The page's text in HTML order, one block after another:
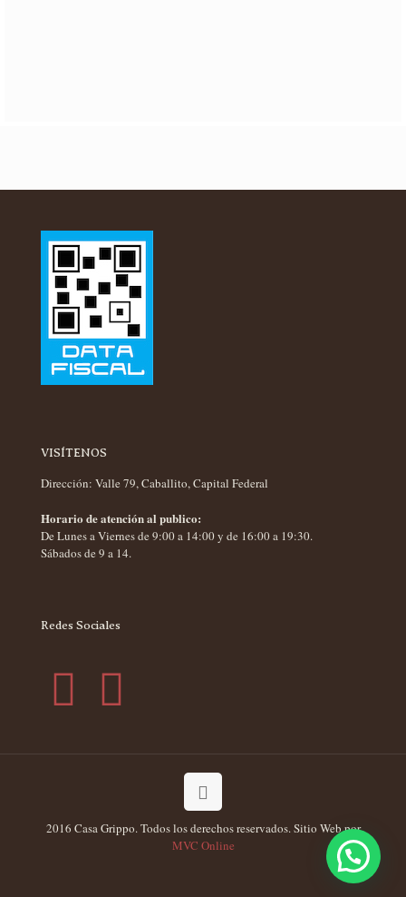
VISÍTENOS
Dirección: Valle 79, Caballito, Capital Federal
Horario de atención al publico:
De Lunes a Viernes de 9:00 a 14:00 y de 16:00 a 19:30.
Sábados de 9 a 14.
Redes Sociales
2016 Casa Grippo. Todos los derechos reservados. Sitio Web por
MVC Online